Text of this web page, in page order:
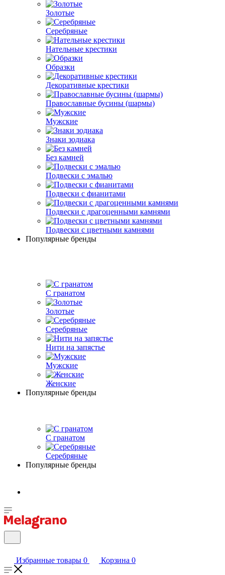
Золотые
Серебряные
Нательные крестики
Образки
Декоративные крестики
Православные бусины (шармы)
Мужские
Знаки зодиака
Без камней
Подвески с эмалью
Подвески с фианитами
Подвески с драгоценными камнями
Подвески с цветными камнями
Популярные бренды
С гранатом
Золотые
Серебряные
Нити на запястье
Мужские
Женские
Популярные бренды
С гранатом
Серебряные
Популярные бренды
Избранные товары 0 Корзина 0